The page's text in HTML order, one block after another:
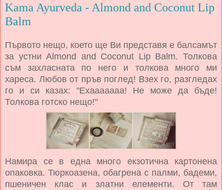
Kama Ayurveda - Almond and Coconut Lip
Balm
Първото нещо, което ще Ви представя е балсамът
за устни Almond and Coconut Lip Balm. Толкова
съм захласната по него и толкова много ми
хареса. Любов от пръв поглед! Взех го, разгледах
го и си казах: "Ехааааааа! Не може да бъде!
Толкова готско нещо!"
Намира се в една много екзотична картонена
опаковка. Тюркоазена, обагрена с палми, бадеми,
пшеничен клас и златни елементи. От там